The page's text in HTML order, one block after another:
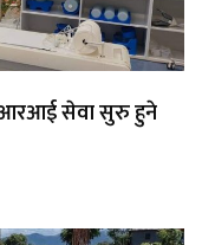
एमआरआई सेवा सुरु हुने